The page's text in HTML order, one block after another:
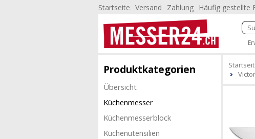
Startseite Versand Zahlung Häufig gestellte
Produktkategorien
Übersicht
Küchenmesser
Küchenmesserblock
Küchenutensilien